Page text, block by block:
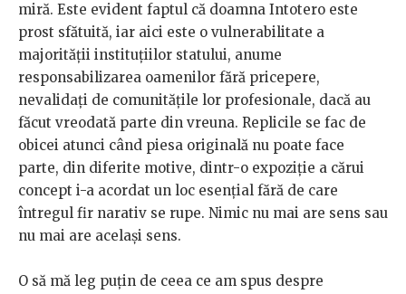
miră. Este evident faptul că doamna Intotero este
prost sfătuită, iar aici este o vulnerabilitate a
majorității instituțiilor statului, anume
responsabilizarea oamenilor fără pricepere,
nevalidați de comunitățile lor profesionale, dacă au
făcut vreodată parte din vreuna. Replicile se fac de
obicei atunci când piesa originală nu poate face
parte, din diferite motive, dintr-o expoziție a cărui
concept i-a acordat un loc esențial fără de care
întregul fir narativ se rupe. Nimic nu mai are sens sau
nu mai are același sens.
O să mă leg puțin de ceea ce am spus despre